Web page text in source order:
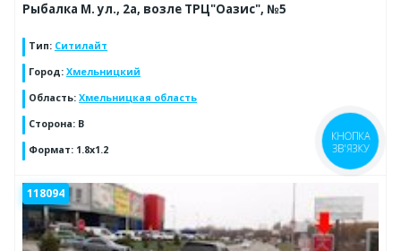
Рыбалка М. ул., 2а, возле ТРЦ"Оазис", №5
Тип: Ситилайт
Город: Хмельницкий
Область: Хмельницкая область
Сторона: B
Формат: 1.8x1.2
118094
КНОПКА
ЗВ'ЯЗКУ